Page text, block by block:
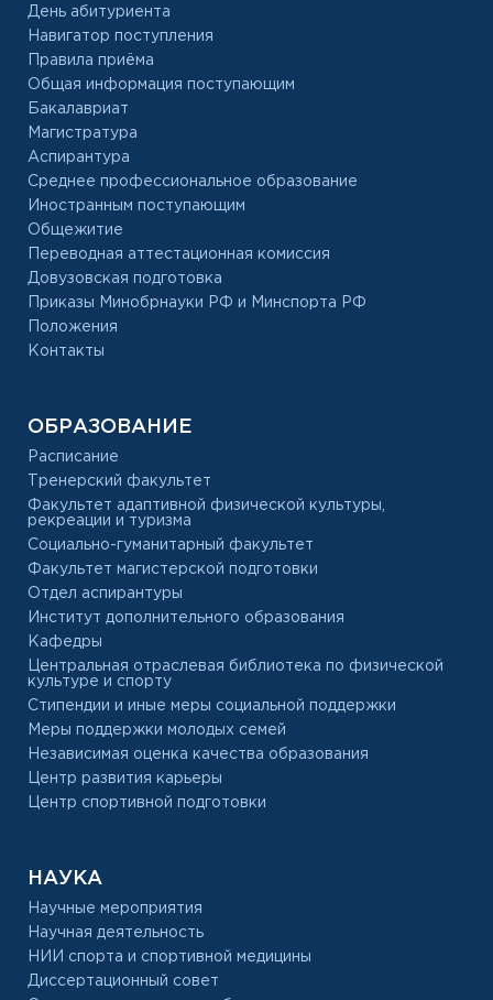
День абитуриента
Навигатор поступления
Правила приёма
Общая информация поступающим
Бакалавриат
Магистратура
Аспирантура
Среднее профессиональное образование
Иностранным поступающим
Общежитие
Переводная аттестационная комиссия
Довузовская подготовка
Приказы Минобрнауки РФ и Минспорта РФ
Положения
Контакты
ОБРАЗОВАНИЕ
Расписание
Тренерский факультет
Факультет адаптивной физической культуры,
рекреации и туризма
Социально-гуманитарный факультет
Факультет магистерской подготовки
Отдел аспирантуры
Институт дополнительного образования
Кафедры
Центральная отраслевая библиотека по физической
культуре и спорту
Стипендии и иные меры социальной поддержки
Меры поддержки молодых семей
Независимая оценка качества образования
Центр развития карьеры
Центр спортивной подготовки
НАУКА
Научные мероприятия
Научная деятельность
НИИ спорта и спортивной медицины
Диссертационный совет